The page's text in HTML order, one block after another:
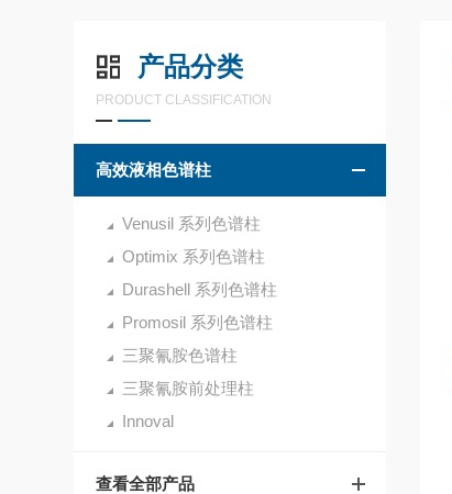
产品分类
PRODUCT CLASSIFICATION
高效液相色谱柱
Venusil 系列色谱柱
Optimix 系列色谱柱
Durashell 系列色谱柱
Promosil 系列色谱柱
三聚氰胺色谱柱
三聚氰胺前处理柱
Innoval
查看全部产品